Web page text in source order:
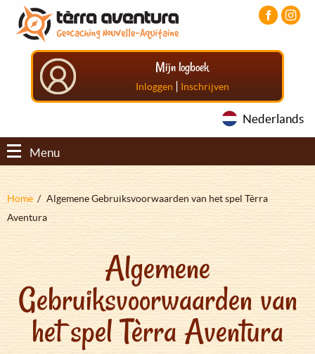
Overslaan
naar
Aller
menu
principal
Aller
pied
Mijn logboek
Inloggen | Inschrijven
Nederlands
Menu
Kruimelpad
Home
Algemene Gebruiksvoorwaarden van het spel Tèrra
Aventura
Algemene
Gebruiksvoorwaarden van
het spel Tèrra Aventura